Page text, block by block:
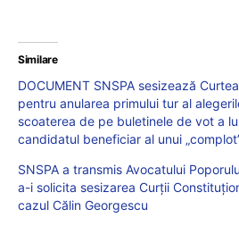
Similare
DOCUMENT SNSPA sesizează
pentru anularea primului tur al
scoaterea de pe buletinele de vot a
candidatul beneficiar al unui
SNSPA a transmis Avocatului
a-i solicita sesizarea Curții
cazul Călin Georgescu